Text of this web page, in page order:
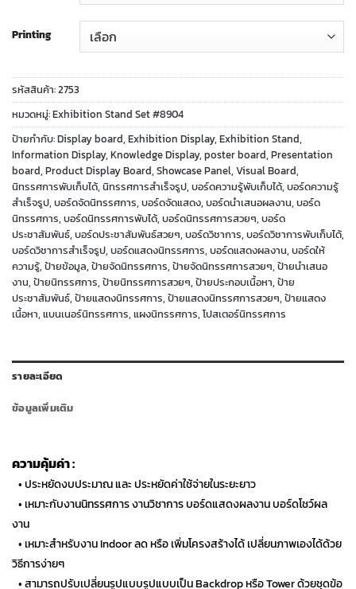
Printing
รหัสสินค้า:2753
หมวดหมู่:Exhibition Stand Set #8904
ป้ายกำกับ:Display board, Exhibition Display, Exhibition Stand,
Information Display, Knowledge Display, poster board, Presentation
board, Product Display Board, Showcase Panel, Visual Board,
นิทรรศการพับเก็บได้, นิทรรศการสำเร็จรูป, บอร์ดความรู้พับเก็บได้, บอร์ดความรู้
สำเร็จรูป, บอร์ดจัดนิทรรศการ, บอร์ดจัดแสดง, บอร์ดนำเสนอผลงาน, บอร์ด
นิทรรศการ, บอร์ดนิทรรศการพับได้, บอร์ดนิทรรศการสวยๆ, บอร์ด
ประชาสัมพันธ์, บอร์ดประชาสัมพันธ์สวยๆ, บอร์ดวิชาการ, บอร์ดวิชาการพับเก็บได้,
บอร์ดวิชาการสำเร็จรูป, บอร์ดแสดงนิทรรศการ, บอร์ดแสดงผลงาน, บอร์ดให้
ความรู้, ป้ายข้อมูล, ป้ายจัดนิทรรศการ, ป้ายจัดนิทรรศการสวยๆ, ป้ายนำเสนอ
งาน, ป้ายนิทรรศการ, ป้ายนิทรรศการสวยๆ, ป้ายประกอบเนื้อหา, ป้าย
ประชาสัมพันธ์, ป้ายแสดงนิทรรศการ, ป้ายแสดงนิทรรศการสวยๆ, ป้ายแสดง
เนื้อหา, แบนเนอร์นิทรรศการ, แผงนิทรรศการ, โปสเตอร์นิทรรศการ
รายละเอียด
ข้อมูลเพิ่มเติม
ความคุ้มค่า :
• ประหยัดงบประมาณ และ ประหยัดค่าใช้จ่ายในระยะยาว
• เหมาะกับงานนิทรรศการ งานวิชาการ บอร์ดแสดงผลงาน บอร์ดโชว์ผล
งาน
• เหมาะสำหรับงาน Indoor ลด หรือ เพิ่มโครงสร้างได้ เปลี่ยนภาพเองได้ด้วย
วิธีการง่ายๆ
• สามารถปรับเปลี่ยนรูปแบบรูปแบบเป็น Backdrop หรือ Tower ด้วยชุดข้อ